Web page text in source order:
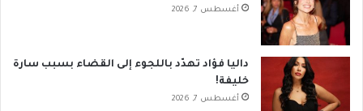
أغسطس 7, 2026
داليا فؤاد تهدّد باللجوء إلى القضاء بسبب سارة
خليفة!
أغسطس 7, 2026